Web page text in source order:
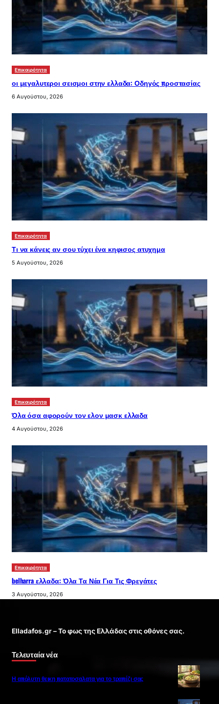
Επικαιρότητα
οι μεγαλυτεροι σεισμοι στην ελλαδα: Οδηγός προστασίας
6 Αυγούστου, 2026
Επικαιρότητα
Τι να κάνεις αν σου τύχει ένα κηφισος ατυχημα
5 Αυγούστου, 2026
Επικαιρότητα
Όλα όσα αφορούν τον ελον μασκ ελλαδα
4 Αυγούστου, 2026
Επικαιρότητα
belharra ελλαδα: Όλα Τα Νέα Για Τις Φρεγάτες
3 Αυγούστου, 2026
Elladafos.gr – Το φως της Ελλάδας στις οθόνες σας.
Τελευταία νέα
Η απόλυτη θεικη πατατοσαλατα για το τραπέζι σας